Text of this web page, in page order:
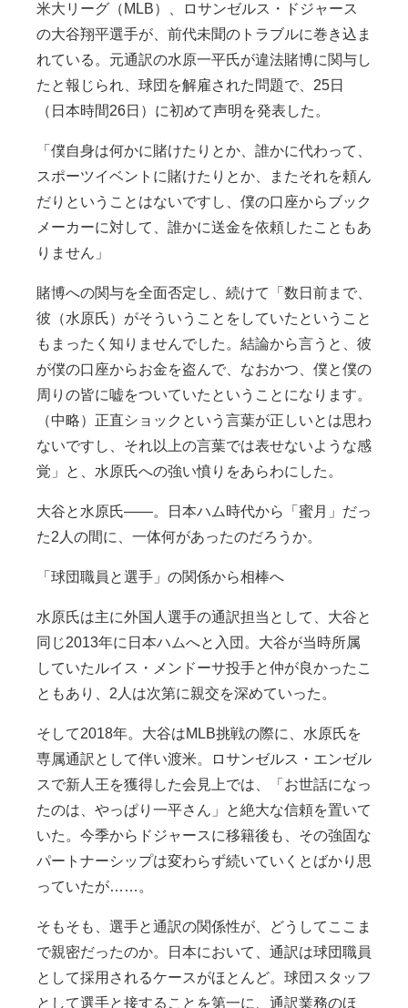
米大リーグ（MLB）、ロサンゼルス・ドジャース
の大谷翔平選手が、前代未聞のトラブルに巻き込ま
れている。元通訳の水原一平氏が違法賭博に関与し
たと報じられ、球団を解雇された問題で、25日
（日本時間26日）に初めて声明を発表した。
「僕自身は何かに賭けたりとか、誰かに代わって、
スポーツイベントに賭けたりとか、またそれを頼ん
だりということはないですし、僕の口座からブック
メーカーに対して、誰かに送金を依頼したこともあ
りません」
賭博への関与を全面否定し、続けて「数日前まで、
彼（水原氏）がそういうことをしていたということ
もまったく知りませんでした。結論から言うと、彼
が僕の口座からお金を盗んで、なおかつ、僕と僕の
周りの皆に嘘をついていたということになります。
（中略）正直ショックという言葉が正しいとは思わ
ないですし、それ以上の言葉では表せないような感
覚」と、水原氏への強い憤りをあらわにした。
大谷と水原氏――。日本ハム時代から「蜜月」だっ
た2人の間に、一体何があったのだろうか。
「球団職員と選手」の関係から相棒へ
水原氏は主に外国人選手の通訳担当として、大谷と
同じ2013年に日本ハムへと入団。大谷が当時所属
していたルイス・メンドーサ投手と仲が良かったこ
ともあり、2人は次第に親交を深めていった。
そして2018年。大谷はMLB挑戦の際に、水原氏を
専属通訳として伴い渡米。ロサンゼルス・エンゼル
スで新人王を獲得した会見上では、「お世話になっ
たのは、やっぱり一平さん」と絶大な信頼を置いて
いた。今季からドジャースに移籍後も、その強固な
パートナーシップは変わらず続いていくとばかり思
っていたが……。
そもそも、選手と通訳の関係性が、どうしてここま
で親密だったのか。日本において、通訳は球団職員
として採用されるケースがほとんど。球団スタッフ
として選手と接することを第一に、通訳業務のほ